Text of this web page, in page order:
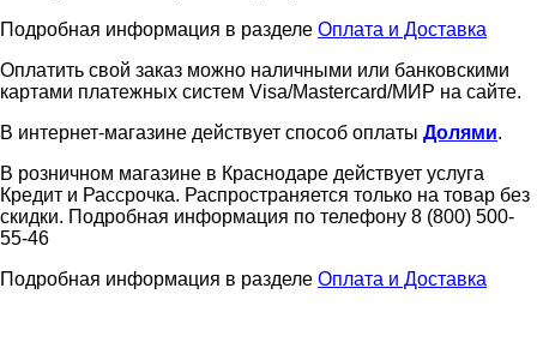
Подробная информация в разделе Оплата и Доставка
Оплатить свой заказ можно наличными или банковскими
картами платежных систем Visa/Mastercard/МИР на сайте.
В интернет-магазине действует способ оплаты Долями.
В розничном магазине в Краснодаре действует услуга
Кредит и Рассрочка. Распространяется только на товар без
скидки. Подробная информация по телефону 8 (800) 500-
55-46
Подробная информация в разделе Оплата и Доставка